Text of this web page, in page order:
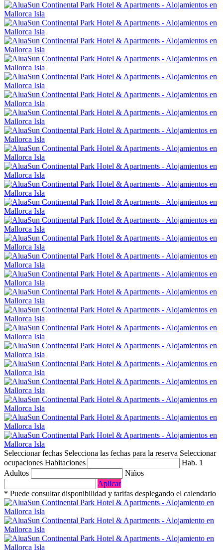
Seleccionar fechas Selecciona las fechas para la reserva Seleccionar
ocupaciones Habitaciones
Hab. 1
Adultos
Niños
Aplicar
* Puede consultar disponibilidad y tarifas desplegando el calendario